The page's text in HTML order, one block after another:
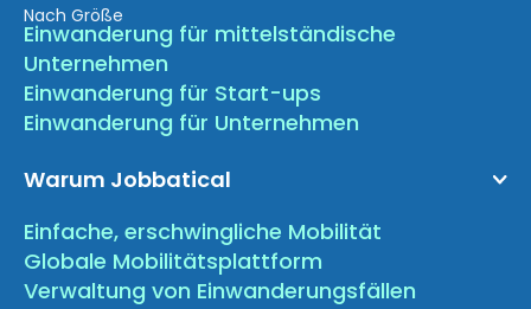
Nach Größe
Einwanderung für mittelständische
Unternehmen
Einwanderung für Start-ups
Einwanderung für Unternehmen
Warum Jobbatical
Einfache, erschwingliche Mobilität
Globale Mobilitätsplattform
Verwaltung von Einwanderungsfällen